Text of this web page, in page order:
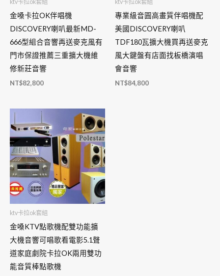
ktv卡拉ok套組
金嗓卡拉OK伴唱機
DISCOVERY喇叭最新MD-
666型組合音響再送麥克風有
門市保證推薦三重擴大機維
修新莊音響
NT$82,800
ktv卡拉ok套組
專業級音圓高畫質伴唱機配
美國DISCOVERY喇叭
TDF180瓦擴大機買再送麥克
風大鍵盤有店面找板橋演唱
會音響
NT$84,800
ktv卡拉ok套組
金嗓KTV點歌機配雙功能擴
大機音響可唱歌看電影5.1聲
道家庭劇院卡拉OK兩用雙功
能音質棒點歌機